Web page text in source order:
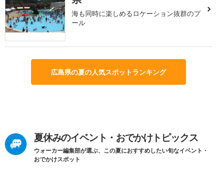
海も同時に楽しめるロケーション抜群のプ
ール
広島県の夏の人気スポットランキング
夏休みのイベント・おでかけトピックス
ウォーカー編集部が選ぶ、この夏におすすめしたい旬なイベント・
おでかけスポット